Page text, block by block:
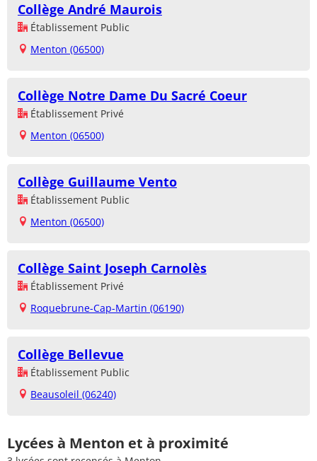
Collège André Maurois
Établissement Public
Menton (06500)
Collège Notre Dame Du Sacré Coeur
Établissement Privé
Menton (06500)
Collège Guillaume Vento
Établissement Public
Menton (06500)
Collège Saint Joseph Carnolès
Établissement Privé
Roquebrune-Cap-Martin (06190)
Collège Bellevue
Établissement Public
Beausoleil (06240)
Lycées à Menton et à proximité